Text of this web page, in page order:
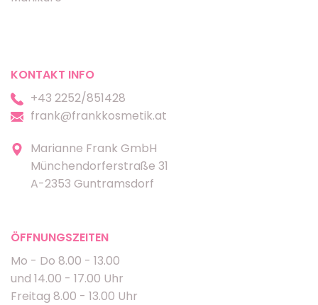
KONTAKT INFO
+43 2252/851428
frank@frankkosmetik.at
Marianne Frank GmbH
Münchendorferstraße 31
A-2353 Guntramsdorf
ÖFFNUNGSZEITEN
Mo - Do 8.00 - 13.00
und 14.00 - 17.00 Uhr
Freitag 8.00 - 13.00 Uhr